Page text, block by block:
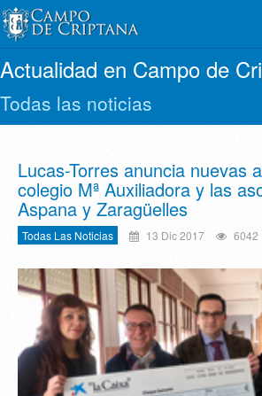
Actualidad en Campo de
Todas las noticias
Lucas-Torres anuncia nuevas
colegio Mª Auxiliadora y las
Aspana y Zaragüelles
Todas Las Noticias 13 Dic 2017 6042